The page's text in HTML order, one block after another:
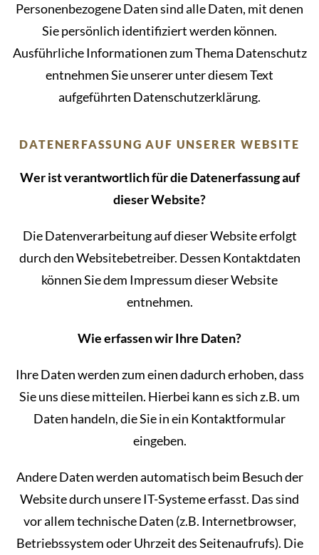
Personenbezogene Daten sind alle Daten, mit denen
Sie persönlich identifiziert werden können.
Ausführliche Informationen zum Thema Datenschutz
entnehmen Sie unserer unter diesem Text
aufgeführten Datenschutzerklärung.
DATENERFASSUNG AUF UNSERER WEBSITE
Wer ist verantwortlich für die Datenerfassung auf
dieser Website?
Die Datenverarbeitung auf dieser Website erfolgt
durch den Websitebetreiber. Dessen Kontaktdaten
können Sie dem Impressum dieser Website
entnehmen.
Wie erfassen wir Ihre Daten?
Ihre Daten werden zum einen dadurch erhoben, dass
Sie uns diese mitteilen. Hierbei kann es sich z.B. um
Daten handeln, die Sie in ein Kontaktformular
eingeben.
Andere Daten werden automatisch beim Besuch der
Website durch unsere IT-Systeme erfasst. Das sind
vor allem technische Daten (z.B. Internetbrowser,
Betriebssystem oder Uhrzeit des Seitenaufrufs). Die